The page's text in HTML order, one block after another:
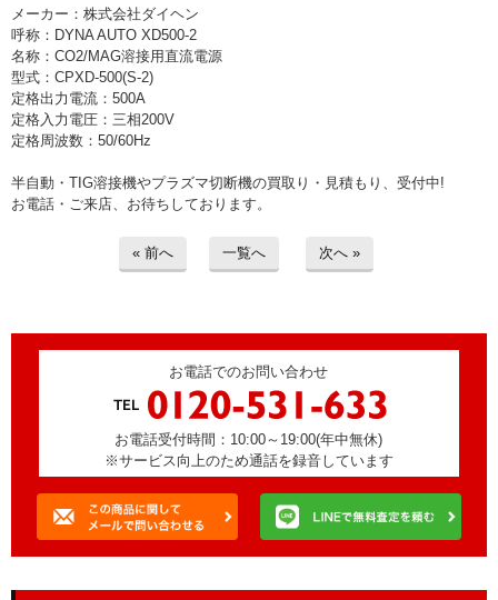
メーカー：株式会社ダイヘン
呼称：DYNA AUTO XD500-2
名称：CO2/MAG溶接用直流電源
型式：CPXD-500(S-2)
定格出力電流：500A
定格入力電圧：三相200V
定格周波数：50/60Hz
半自動・TIG溶接機やプラズマ切断機の買取り・見積もり、受付中!
お電話・ご来店、お待ちしております。
« 前へ 一覧へ 次へ »
お電話でのお問い合わせ
お電話受付時間：10:00～19:00(年中無休)
※サービス向上のため通話を録音しています